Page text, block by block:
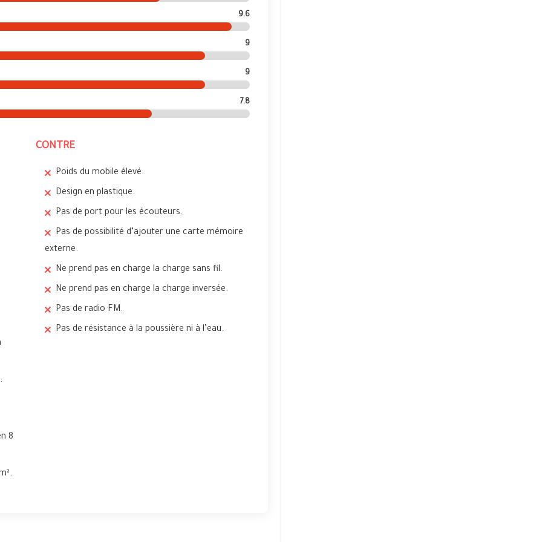
9.6
9
9
7.8
8
CONTRE
Poids du mobile élevé.
Design en plastique.
Pas de port pour les écouteurs.
Pas de possibilité d’ajouter une carte mémoire
externe.
Ne prend pas en charge la charge sans fil.
Ne prend pas en charge la charge inversée.
Pas de radio FM.
Pas de résistance à la poussière ni à l’eau.